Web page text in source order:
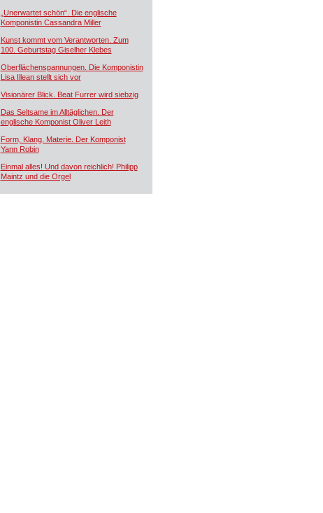
„Unerwartet schön“. Die englische
Komponistin Cassandra Miller
Kunst kommt vom Verantworten. Zum
100. Geburtstag Giselher Klebes
Oberflächenspannungen. Die Komponistin
Lisa Illean stellt sich vor
Visionärer Blick. Beat Furrer wird siebzig
Das Seltsame im Alltäglichen. Der
englische Komponist Oliver Leith
Form, Klang, Materie. Der Komponist
Yann Robin
Einmal alles! Und davon reichlich! Philipp
Maintz und die Orgel